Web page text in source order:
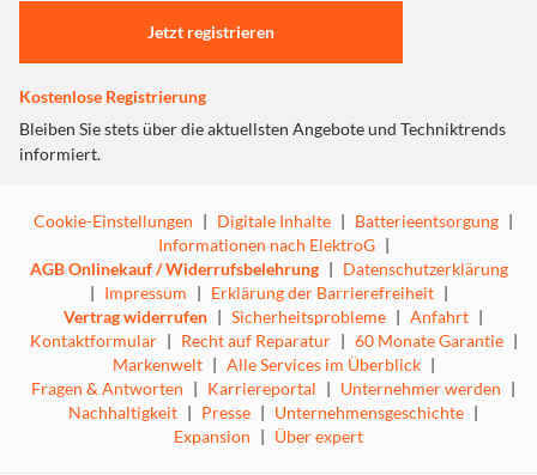
Jetzt registrieren
Kostenlose Registrierung
Bleiben Sie stets über die aktuellsten Angebote und Techniktrends
informiert.
Cookie-Einstellungen | Digitale Inhalte | Batterieentsorgung |
Informationen nach ElektroG |
AGB Onlinekauf / Widerrufsbelehrung | Datenschutzerklärung
| Impressum | Erklärung der Barrierefreiheit |
Vertrag widerrufen | Sicherheitsprobleme | Anfahrt |
Kontaktformular | Recht auf Reparatur | 60 Monate Garantie |
Markenwelt | Alle Services im Überblick |
Fragen & Antworten | Karriereportal | Unternehmer werden |
Nachhaltigkeit | Presse | Unternehmensgeschichte |
Expansion | Über expert